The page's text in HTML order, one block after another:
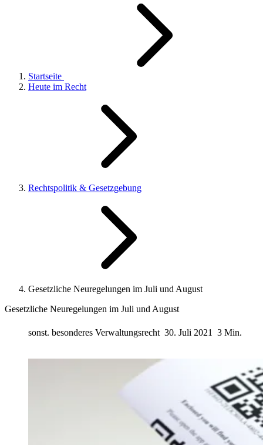
Startseite
Heute im Recht
Rechtspolitik & Gesetzgebung
Gesetzliche Neuregelungen im Juli und August
Gesetzliche Neuregelungen im Juli und August
sonst. besonderes Verwaltungsrecht 30. Juli 2021 3 Min.